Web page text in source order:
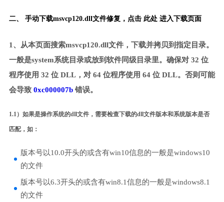
二、 手动下载msvcp120.dll文件修复， 点击 此处 进入下载页面
1、从本页面搜索msvcp120.dll文件，下载并拷贝到指定目录。
一般是system系统目录或放到软件同级目录里。确保对 32 位
程序使用 32 位 DLL，对 64 位程序使用 64 位 DLL。否则可能
会导致 0xc000007b错误。
1.1）如果是操作系统的dll文件，需要检查下载的dll文件版本和系统版本是否
匹配，如：
版本号以10.0开头的或含有win10信息的一般是windows10
的文件
版本号以6.3开头的或含有win8.1信息的一般是windows8.1
的文件